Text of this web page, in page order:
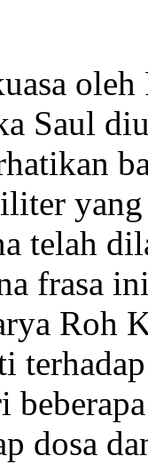
Saul
yang
telah
frasa
Roh
dosa